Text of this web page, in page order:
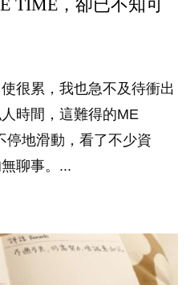
TIME，卻已不知可
很累，我也急不及待衝出
時間，這難得的ME
停地滑動，看了不少資
聊事。...